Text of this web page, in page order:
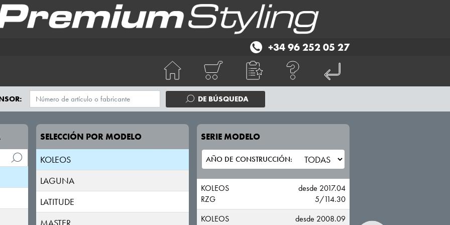
+34 96 252 05 27
DE BÚSQUEDA
SELECCIÓN POR MODELO
CAPTUR
FLUENCE
KANGOO
KOLEOS
LAGUNA
LATITUDE
SERIE MODELO
KOLEOS
RZG
desde 2017.04
5/114.30
KOLEOS
desde 2008.09